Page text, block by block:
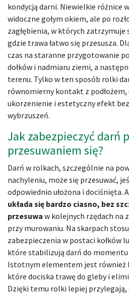
kondycją darni. Niewielkie różnice
widoczne gołym okiem, ale po
zagłębienia, w których zatrzymuje
gdzie trawa łatwo się przesusza.
czas na staranne przygotowanie
dołków i nadmiaru ziemi, a
terenu. Tylko w ten sposób rolki
równomierny kontakt z podłożem,
ukorzenienie i estetyczny efekt
wybrzuszeń.
Jak zabezpieczyć darń
przesuwaniem się?
Darń w rolkach, szczególnie na
nachyleniu, może się przesuwać,
odpowiednio ułożona i dociśnięta.
układa się bardzo ciasno, bez
przesuwa w kolejnych rzędach na
przy murowaniu. Na skarpach
zabezpieczenia w postaci kołków
które stabilizują darń do momentu
Istotnym elementem jest również
które dociska trawę do gleby i
Dzięki temu rolki lepiej przylegają,